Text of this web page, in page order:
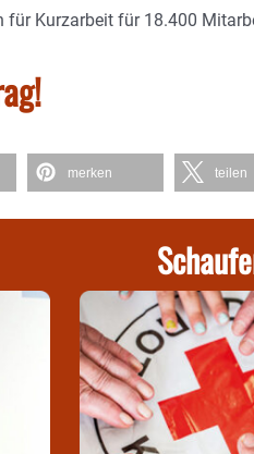
für Kurzarbeit für 18.400
merken teilen